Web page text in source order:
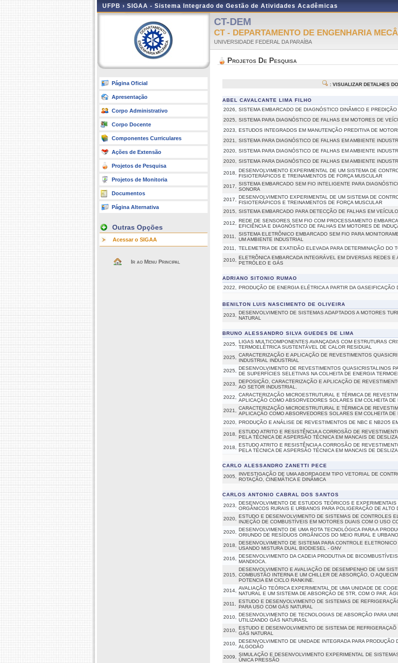
UFPB › SIGAA - Sistema Integrado de Gestão de Atividades Acadêmicas
Página Oficial
Apresentação
Corpo Administrativo
Corpo Docente
Componentes Curriculares
Ações de Extensão
Projetos de Pesquisa
Projetos de Monitoria
Documentos
Página Alternativa
Outras Opções
Acessar o SIGAA
Ir ao Menu Principal
CT-DEM
CT - DEPARTAMENTO DE ENGENHARIA
UNIVERSIDADE FEDERAL DA PARAÍBA
Projetos De Pesquisa
: VISUALIZAR DETALHES
ABEL CAVALCANTE LIMA FILHO
2026,
SISTEMA EMBARCADO DE DIAGNÓSTICO DINÂMICO E
2025,
SISTEMA PARA DIAGNÓSTICO DE FALHAS EM MOTORES DE
2023,
ESTUDOS INTEGRADOS EM MANUTENÇÃO PREDITIVA DE
2021,
SISTEMA PARA DIAGNÓSTICO DE FALHAS EM AMBIENTE
2020,
SISTEMA PARA DIAGNÓSTICO DE FALHAS EM AMBIENTE
2020,
SISTEMA PARA DIAGNÓSTICO DE FALHAS EM AMBIENTE
2018,
DESENVOLVIMENTO EXPERIMENTAL DE UM SISTEMA DE
FISIOTERÁPICOS E TREINAMENTOS DE FORÇA MUSCULAR
2017,
SISTEMA EMBARCADO SEM FIO INTELIGENTE PARA
SONORA
2017,
DESENVOLVIMENTO EXPERIMENTAL DE UM SISTEMA DE
FISIOTERÁPICOS E TREINAMENTOS DE FORÇA MUSCULAR
2015,
SISTEMA EMBARCADO PARA DETECÇÃO DE FALHAS EM
2012,
REDE DE SENSORES SEM FIO COM PROCESSAMENTO
EFICIÊNCIA E DIAGNÓSTICO DE FALHAS EM MOTORES DE
2011,
SISTEMA ELETRÔNICO EMBARCADO SEM FIO PARA
UM AMBIENTE INDUSTRIAL
2011,
TELEMETRIA DE EXATIDÃO ELEVADA PARA DETERMINAÇÃO DO
2010,
ELETRÔNICA EMBARCADA INTEGRÁVEL EM DIVERSAS REDES
PETRÓLEO E GÁS
ADRIANO SITONIO RUMAO
2022,
PRODUÇÃO DE ENERGIA ELÉTRICA A PARTIR DA
BENILTON LUIS NASCIMENTO DE OLIVEIRA
2023,
DESENVOLVIMENTO DE SISTEMAS ADAPTADOS A MOTORES
NATURAL
BRUNO ALESSANDRO SILVA GUEDES DE LIMA
2025,
LIGAS MULTICOMPONENTES AVANÇADAS COM ESTRUTURAS
TERMOELÉTRICA SUSTENTÁVEL DE CALOR RESIDUAL
2025,
CARACTERIZAÇÃO E APLICAÇÃO DE REVESTIMENTOS
INDUSTRIAL INDUSTRIAL
2025,
DESENVOLVIMENTO DE REVESTIMENTOS QUASICRISTALINOS
DE SUPERFÍCIES SELETIVAS NA COLHEITA DE ENERGIA
2023,
DEPOSIÇÃO, CARACTERIZAÇÃO E APLICAÇÃO DE
AO SETOR INDUSTRIAL.
2022,
CARACTERIZAÇÃO MICROESTRUTURAL E TÉRMICA DE
APLICAÇÃO COMO ABSORVEDORES SOLARES EM COLHEITA DE
2021,
CARACTERIZAÇÃO MICROESTRUTURAL E TÉRMICA DE
APLICAÇÃO COMO ABSORVEDORES SOLARES EM COLHEITA DE
2020,
PRODUÇÃO E ANÁLISE DE REVESTIMENTOS DE NBC E NB2O5
2018,
ESTUDO ATRITO E RESISTÊNCIA A CORROSÃO DE
PELA TÉCNICA DE ASPERSÃO TÉCNICA EM MANCAIS DE
2018,
ESTUDO ATRITO E RESISTÊNCIA A CORROSÃO DE
PELA TÉCNICA DE ASPERSÃO TÉCNICA EM MANCAIS DE
CARLO ALESSANDRO ZANETTI PECE
2005,
INVESTIGAÇÃO DE UMA ABORDAGEM TIPO VETORIAL DE
ROTAÇÃO, CINEMÁTICA E DINÂMICA
CARLOS ANTONIO CABRAL DOS SANTOS
2023,
DESENVOLVIMENTO DE ESTUDOS TEÓRICOS E
ORGÂNICOS RURAIS E URBANOS PARA POLIGERAÇÃO DE ALTO
2020,
ESTUDO E DESENVOLVIMENTO DE SISTEMAS DE CONTROLES
INJEÇÃO DE COMBUSTÍVEIS EM MOTORES DUAIS COM O USO
2020,
DESENVOLVIMENTO DE UMA ROTA TECNOLÓGICA PARA A
ORIUNDO DE RESÍDUOS ORGÂNICOS DO MEIO RURAL E URBANO
2018,
DESENVOLVIMENTO DE SISTEMA PARA CONTROLE
USANDO MISTURA DUAL BIODIESEL - GNV
2016,
DESENVOLVIMENTO DA CADEIA PRODUTIVA DE
MANDIOCA.
2015,
DESENVOLVIMENTO E AVALIAÇÃO DE DESEMPENHO DE UM
COMBUSTÃO INTERNA E UM CHILLER DE ABSORÇÃO, O
POTENCIA EM CICLO RANKINE.
2014,
AVALIAÇÃO TEÓRICA EXPERIMENTAL DE UMA UNIDADE DE
NATURAL E UM SISTEMA DE ABSORÇÃO DE 5TR, COM O PAR,
2011,
ESTUDO E DESENVOLVIMENTO DE SISTEMAS DE
PARA USO COM GÁS NATURAL
2010,
DESENVOLVIMENTO DE TECNOLOGIAS DE ABSORÇÃO PARA
UTILIZANDO GÁS NATURASL
2010,
ESTUDO E DESENVOLVIMENTO DE SISTEMA DE
GÁS NATURAL
2010,
DESENVOLVIMENTO DE UNIDADE INTEGRADA PARA
ALGODÃO
2009,
SIMULAÇÃO E DESENVOLVIMENTO EXPERIMENTAL DE
ÚNICA PRESSÃO